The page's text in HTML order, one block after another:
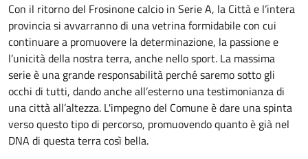
Con il ritorno del Frosinone calcio in Serie A, la Città e l’intera
provincia si avvarranno di una vetrina formidabile con cui
continuare a promuovere la determinazione, la passione e
l’unicità della nostra terra, anche nello sport. La massima
serie è una grande responsabilità perché saremo sotto gli
occhi di tutti, dando anche all’esterno una testimonianza di
una città all’altezza. L'impegno del Comune è dare una spinta
verso questo tipo di percorso, promuovendo quanto è già nel
DNA di questa terra così bella.